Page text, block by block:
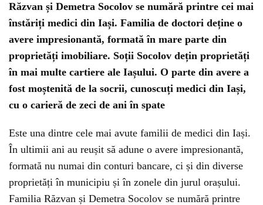
Răzvan și Demetra Socolov se numără printre cei mai
înstăriți medici din Iași. Familia de doctori deține o
avere impresionantă, formată în mare parte din
proprietăți imobiliare. Soții Socolov dețin proprietăți
în mai multe cartiere ale Iașului. O parte din avere a
fost moștenită de la socrii, cunoscuți medici din Iași,
cu o carieră de zeci de ani în spate
Este una dintre cele mai avute familii de medici din Iași.
În ultimii ani au reușit să adune o avere impresionantă,
formată nu numai din conturi bancare, ci și din diverse
proprietăți în municipiu și în zonele din jurul orașului.
Familia Răzvan și Demetra Socolov se numără printre